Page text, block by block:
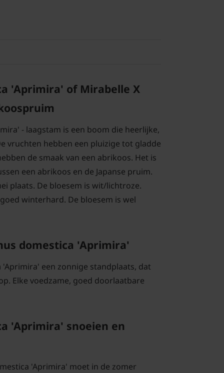
'Aprimira' of Mirabelle X
- laagstam is een boom die heerlijke,
vruchten hebben een pluizige tot gladde
de smaak van een abrikoos. Het is
een abrikoos en de Japanse pruim.
plaats. De bloesem is wit/lichtroze.
winterhard. De bloesem is wel
domestica 'Aprimira'
'Aprimira' een zonnige standplaats, dat
Elke voedzame, goed doorlaatbare
'Aprimira' snoeien en
'Aprimira' moet in de zomer